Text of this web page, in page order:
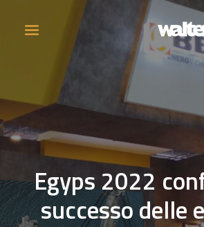
PRODOTTI
ATTIVITÀ
CONTATTI
Egyps 2022
successo delle